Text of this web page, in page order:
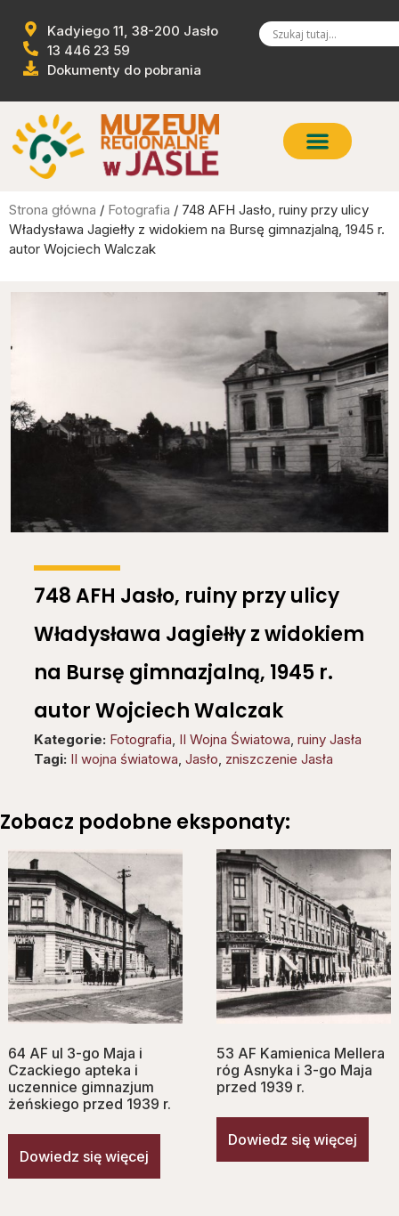
Kadyiego 11, 38-200 Jasło
13 446 23 59
Dokumenty do pobrania
Strona główna / Fotografia / 748 AFH Jasło, ruiny przy ulicy
Władysława Jagiełły z widokiem na Bursę gimnazjalną, 1945 r.
autor Wojciech Walczak
748 AFH Jasło, ruiny przy ulicy
Władysława Jagiełły z widokiem
na Bursę gimnazjalną, 1945 r.
autor Wojciech Walczak
Kategorie: Fotografia, II Wojna Światowa, ruiny Jasła
Tagi: II wojna światowa, Jasło, zniszczenie Jasła
Zobacz podobne eksponaty:
64 AF ul 3-go Maja i
Czackiego apteka i
uczennice gimnazjum
żeńskiego przed 1939 r.
Dowiedz się więcej
53 AF Kamienica Mellera
róg Asnyka i 3-go Maja
przed 1939 r.
Dowiedz się więcej